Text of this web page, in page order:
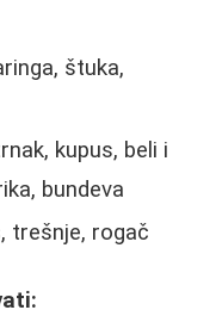
štuka,
kupus, beli i
bundeva
trešnje, rogač